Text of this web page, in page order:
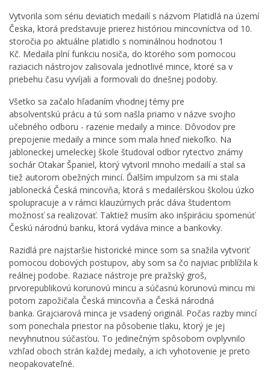
Vytvorila som sériu deviatich medailí s názvom Platidlá na území
Česka, ktorá predstavuje prierez históriou mincovníctva od 10.
storočia po aktuálne platidlo s nominálnou hodnotou 1
Kč. Medaila plní funkciu nosiča, do ktorého som pomocou
raziacich nástrojov zalisovala jednotlivé mince, ktoré sa v
priebehu času vyvíjali a formovali do dnešnej podoby.
Všetko sa začalo hľadaním vhodnej témy pre
absolventskú prácu a tú som našla priamo v názve svojho
učebného odboru - razenie medaily a mince. Dôvodov pre
prepojenie medaily a mince som mala hneď niekoľko. Na
jabloneckej umeleckej škole študoval odbor rytectvo známy
sochár Otakar Španiel, ktorý vytvoril mnoho medailí a stal sa
tiež autorom obežných mincí. Ďalším impulzom sa mi stala
jablonecká Česká mincovňa, ktorá s medailérskou školou úzko
spolupracuje a v rámci klauzúrnych prác dáva študentom
možnosť sa realizovať. Taktiež musím ako inšpiráciu spomenúť
Českú národnú banku, ktorá vydáva mince a bankovky.
Razidlá pre najstaršie historické mince som sa snažila vytvoriť
pomocou dobových postupov, aby som sa čo najviac priblížila k
reálnej podobe. Raziace nástroje pre pražský groš,
prvorepublikovú korunovú mincu a súčasnú korunovú mincu mi
potom zapožičala Česká mincovňa a Česká národná
banka. Grajciarová minca je vsadený originál. Počas razby mincí
som ponechala priestor na pôsobenie tlaku, ktorý je jej
nevyhnutnou súčasťou. To jedinečným spôsobom ovplyvnilo
vzhľad oboch strán každej medaily, a ich vyhotovenie je preto
neopakovateľné.